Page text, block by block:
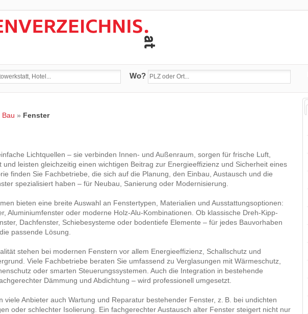
Wo?
Bau » Fenster
Lichtquellen – sie verbinden Innen- und Außenraum, sorgen für frische Luft,
und leisten gleichzeitig einen wichtigen Beitrag zur Energieeffizienz und Sicherheit eines
finden Sie Fachbetriebe, die sich auf die Planung, den Einbau, Austausch und die
spezialisiert haben – für Neubau, Sanierung oder Modernisierung.
bieten eine breite Auswahl an Fenstertypen, Materialien und Ausstattungsoptionen:
Aluminiumfenster oder moderne Holz-Alu-Kombinationen. Ob klassische Dreh-Kipp-
Dachfenster, Schiebesysteme oder bodentiefe Elemente – für jedes Bauvorhaben
passende Lösung.
stehen bei modernen Fenstern vor allem Energieeffizienz, Schallschutz und
Viele Fachbetriebe beraten Sie umfassend zu Verglasungen mit Wärmeschutz,
oder smarten Steuerungssystemen. Auch die Integration in bestehende
Dämmung und Abdichtung – wird professionell umgesetzt.
viele Anbieter auch Wartung und Reparatur bestehender Fenster, z. B. bei undichten
oder schlechter Isolierung. Ein fachgerechter Austausch alter Fenster steigert nicht nur